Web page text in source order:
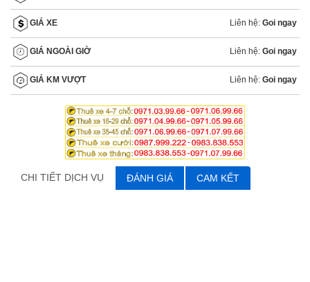
GIÁ XE Liên hệ: Goi ngay
GIÁ NGOÀI GIỜ Liên hệ: Goi ngay
GIÁ KM VƯỢT Liên hệ: Goi ngay
CHI TIẾT DỊCH VỤ ĐÁNH GIÁ CAM KẾT